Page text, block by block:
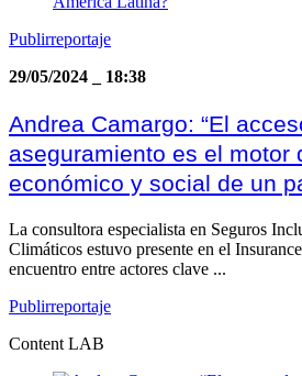
Publirreportaje
29/05/2024
18:38
Andrea Camargo: “El
aseguramiento es el motor
económico y social de un
La consultora especialista en Seguros
Climáticos estuvo presente en el
encuentro entre actores clave ...
Publirreportaje
Content LAB